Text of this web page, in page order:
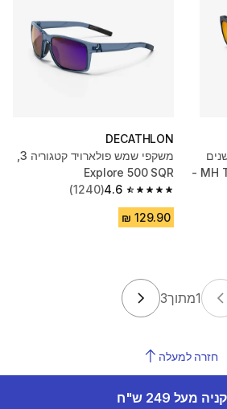
לילדים, גיל 10 שנים
ומעלה, קטגוריה 3, דגם MH T140 -
DECATHLON
Explore 500 SQR
4.6
4.6 out of 5 stars from 1240 reviews
(1240)
1מתוך3
חזרה למעלה
249 ש"ח